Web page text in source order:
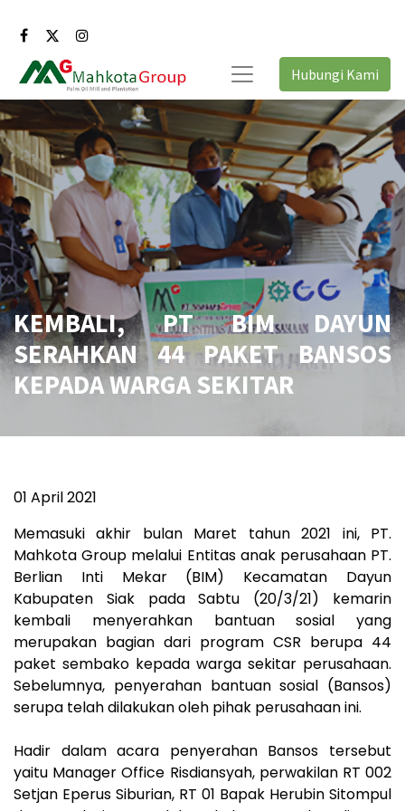
Hubungi Kami
KEMBALI, PT BIM DAYUN
SERAHKAN 44 PAKET BANSOS
KEPADA WARGA SEKITAR
01 April 2021
Memasuki akhir bulan Maret tahun 2021 ini, PT.
Mahkota Group melalui Entitas anak perusahaan PT.
Berlian Inti Mekar (BIM) Kecamatan Dayun
Kabupaten Siak pada Sabtu (20/3/21) kemarin
kembali menyerahkan bantuan sosial yang
merupakan bagian dari program CSR berupa 44
paket sembako kepada warga sekitar perusahaan.
Sebelumnya, penyerahan bantuan sosial (Bansos)
serupa telah dilakukan oleh pihak perusahaan ini.
Hadir dalam acara penyerahan Bansos tersebut
yaitu Manager Office Risdiansyah, perwakilan RT 002
Setjan Eperus Siburian, RT 01 Bapak Herubin Sitompul